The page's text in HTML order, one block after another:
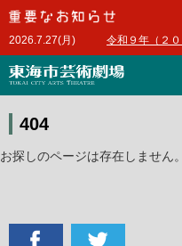
本
文
へ2026.7.27(月) 令和９年（２
404
お探しのページは存在しません。